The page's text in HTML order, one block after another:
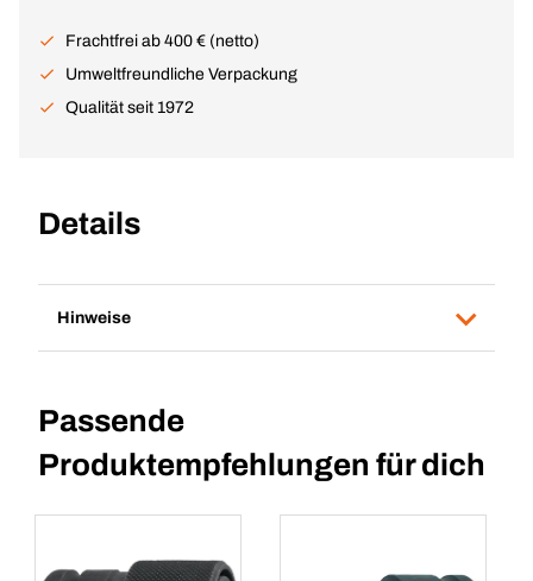
Frachtfrei ab 400 € (netto)
Umweltfreundliche Verpackung
Qualität seit 1972
Details
Hinweise
Passende
Produktempfehlungen für dich